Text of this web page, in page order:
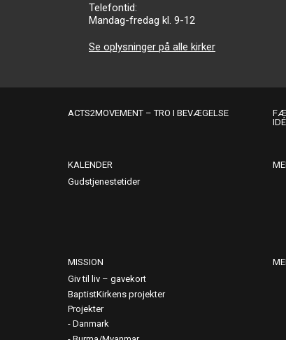
Telefontid:
Mandag-fredag kl. 9-12
Se oplysninger på alle kirker
ACTS2MOVEMENT – TRO I BEVÆGELSE
KALENDER
Gudstjenestetider
MISSION
Giv til liv – gavekort
BaptistKirkens projekter
Projekter
Danmark